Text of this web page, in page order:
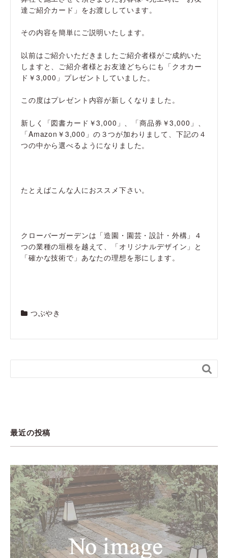
達ご紹介カード」をお渡ししています。
その内容を簡単にご説明いたします。
以前はご紹介いただきましたご紹介者様がご成約いた
しますと、ご紹介者様とお友達どちらにも「クオカー
ド￥3,000」プレゼントしていました。
この度はプレゼント内容が新しくなりました。
新しく「図書カード￥3,000」、「商品券￥3,000」、
「Amazon￥3,000」の３つが加わりまして、下記の４
つの中から選べるようになりました。
たとえばこんな人におススメ下さい。
クローバーガーデンは「造園・園芸・設計・外構」４
つの業種の垣根を越えて、「オリジナルデザイン」と
「確かな技術で」あなたの理想を形にします。
つぶやき

最近の投稿